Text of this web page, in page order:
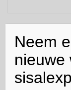
Straat + huisnummer
Neem
nieuwe